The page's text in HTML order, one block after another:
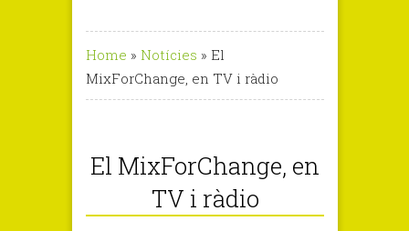
Home » Notícies » El
MixForChange, en TV i ràdio
El MixForChange, en
TV i ràdio